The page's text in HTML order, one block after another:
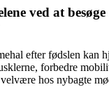
ved at
efter fødslen kan
forbedre
hos nybagte